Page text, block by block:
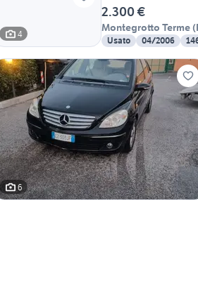
4
2.300 €
Montegrotto Terme (
Usato 04/2006
6